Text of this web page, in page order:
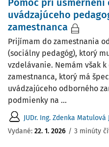
Pomoc pri usmernení
uvádzajúceho
zamestnanca
Prijímam do zamestnania
(sociálny pedagóg), ktorý
vzdelávanie. Nemám však
zamestnanca, ktorý má
uvádzajúceho odborného
podmienky na ...
JUDr. Ing. Zdenka Matulová
Vydané: 22. 1. 2026 / 3 minúty